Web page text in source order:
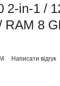
2-in-1 /
RAM 8
Написати відгук